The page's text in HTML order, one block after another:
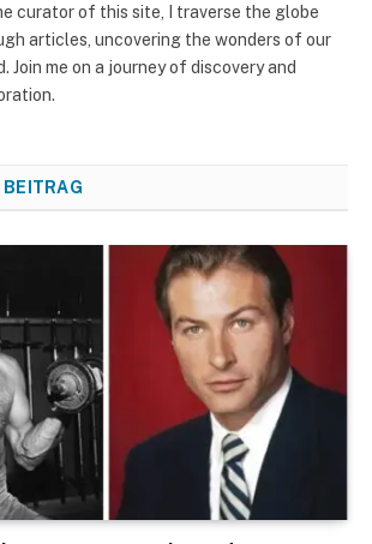
curator of this site, I traverse the globe
articles, uncovering the wonders of our
Join me on a journey of discovery and
BEITRAG